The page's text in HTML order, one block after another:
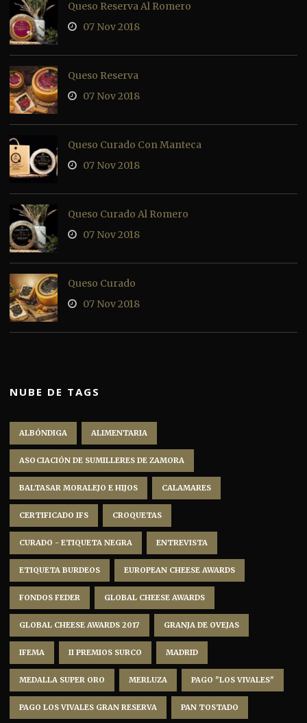
Queso Reserva Al Romero
07 Nov 2018
Queso Reserva
07 Nov 2018
Queso Curado Con Manteca
07 Nov 2018
Queso Curado Al Romero
07 Nov 2018
Queso Curado
07 Nov 2018
NUBE DE TAGS
ALBÓNDIGA ALIMENTARIA
ASOCIACIÓN DE SUMILLERES DE ZAMORA
BALTASAR MORALEJO E HIJOS CALAMARES
CERTIFICADO IFS CROQUETAS
CURADO - ETIQUETA NEGRA ENTREVISTA
ETIQUETA BURDEOS EUROPEAN CHEESE AWARDS
FONDOS FEDER GLOBAL CHEESE AWARDS
GLOBAL CHEESE AWARDS 2017 GRANJA DE OVEJAS
IFEMA II PREMIOS SURCO MADRID
MEDALLA SUPER ORO MERLUZA PAGO "LOS VIVALES"
PAGO LOS VIVALES GRAN RESERVA PAN TOSTADO